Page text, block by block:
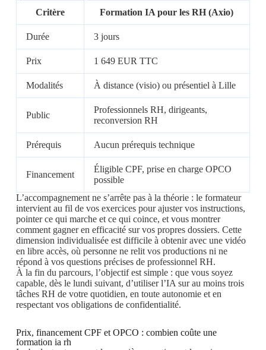
Critère
Formation IA pour les RH (Axio)
Durée 3 jours
Prix 1 649 EUR TTC
Modalités À distance (visio) ou présentiel à Lille
Public
Professionnels RH, dirigeants,
reconversion RH
Prérequis Aucun prérequis technique
Financement
Éligible CPF, prise en charge OPCO
possible
L’accompagnement ne s’arrête pas à la théorie : le formateur
intervient au fil de vos exercices pour ajuster vos instructions,
pointer ce qui marche et ce qui coince, et vous montrer
comment gagner en efficacité sur vos propres dossiers. Cette
dimension individualisée est difficile à obtenir avec une vidéo
en libre accès, où personne ne relit vos productions ni ne
répond à vos questions précises de professionnel RH.
À la fin du parcours, l’objectif est simple : que vous soyez
capable, dès le lundi suivant, d’utiliser l’IA sur au moins trois
tâches RH de votre quotidien, en toute autonomie et en
respectant vos obligations de confidentialité.
Prix, financement CPF et OPCO : combien coûte une
formation ia rh